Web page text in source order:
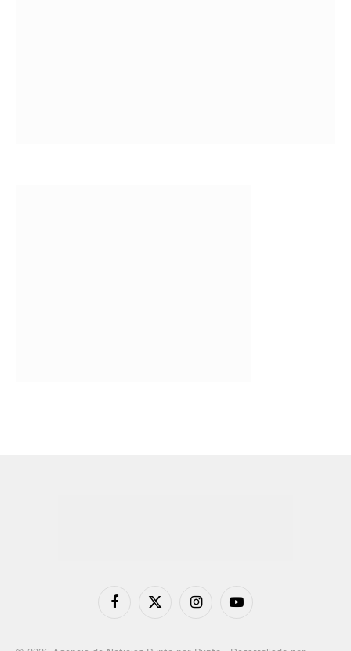
FacebookX
InstagramYouTube